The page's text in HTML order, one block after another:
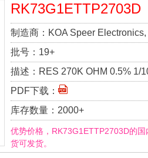
RK73G1ETTP2703D
制造商： KOA Speer Electronics,
批号： 19+
描述： RES 270K OHM 0.5% 1/
PDF下载：
库存数量： 2000+
优势价格，RK73G1ETTP2703D的
货可发货。